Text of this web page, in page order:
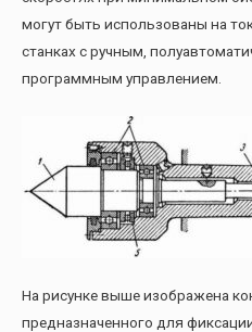
могут быть использованы на
станках с ручным,
программным управлением.
На рисунке выше изображена
предназначенного для